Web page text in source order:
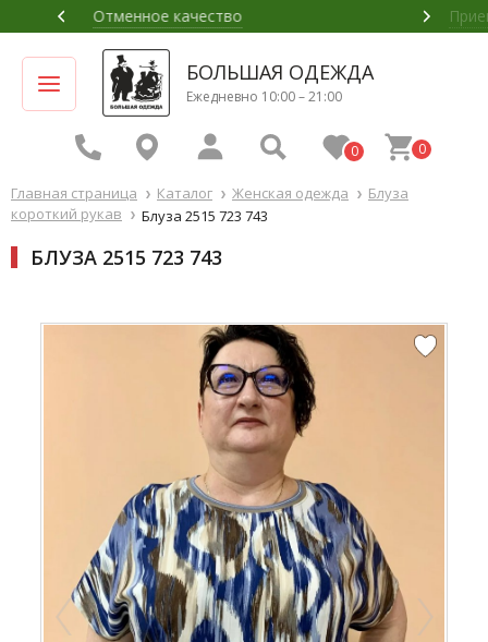
Приемлемая цена
БОЛЬШАЯ ОДЕЖДА
Ежедневно 10:00 – 21:00
0 0
Главная страница Каталог Женская одежда
Блуза
короткий рукав
Блуза 2515 723 743
БЛУЗА 2515 723 743